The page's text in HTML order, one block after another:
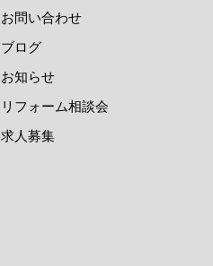
お問い合わせ
ブログ
お知らせ
リフォーム相談会
求人募集